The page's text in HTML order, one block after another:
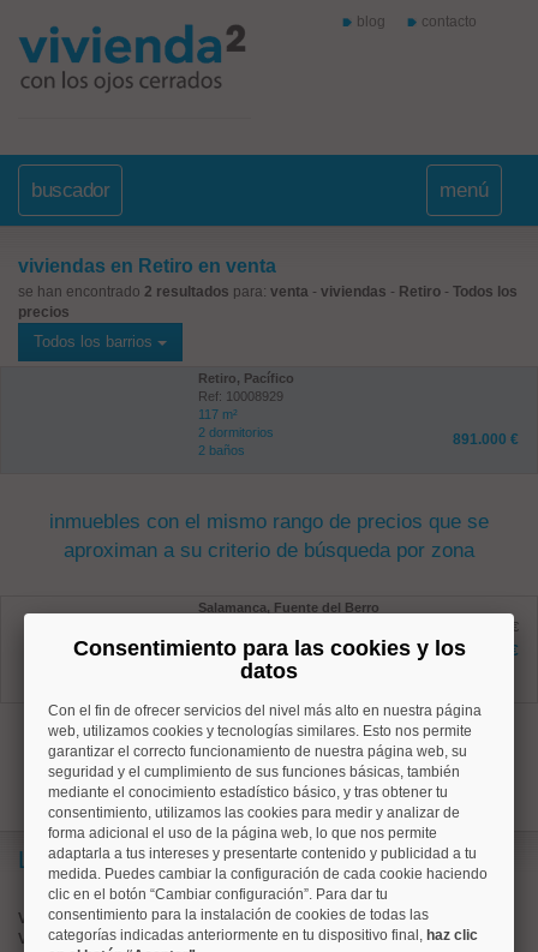
blog contacto
buscador menú
viviendas en Retiro en venta
se han encontrado 2 resultados para: venta - viviendas - Retiro - Todos los
precios
Todos los barrios
Retiro, Pacífico
Ref: 10008929
117 m²
2 dormitorios
2 baños
891.000 €
inmuebles con el mismo rango de precios que se
aproximan a su criterio de búsqueda por zona
Salamanca, Fuente del Berro
32 m²
0 dormitorios
1 baños
antes 274.900 €
250.000 €
1
Lo más buscado
Valorar vivienda online
Vender piso
Consentimiento para las cookies y los
datos
Con el fin de ofrecer servicios del nivel más alto en nuestra página
web, utilizamos cookies y tecnologías similares. Esto nos permite
garantizar el correcto funcionamiento de nuestra página web, su
seguridad y el cumplimiento de sus funciones básicas, también
mediante el conocimiento estadístico básico, y tras obtener tu
consentimiento, utilizamos las cookies para medir y analizar de
forma adicional el uso de la página web, lo que nos permite
adaptarla a tus intereses y presentarte contenido y publicidad a tu
medida. Puedes cambiar la configuración de cada cookie haciendo
clic en el botón “Cambiar configuración”. Para dar tu
consentimiento para la instalación de cookies de todas las
categorías indicadas anteriormente en tu dispositivo final, haz clic